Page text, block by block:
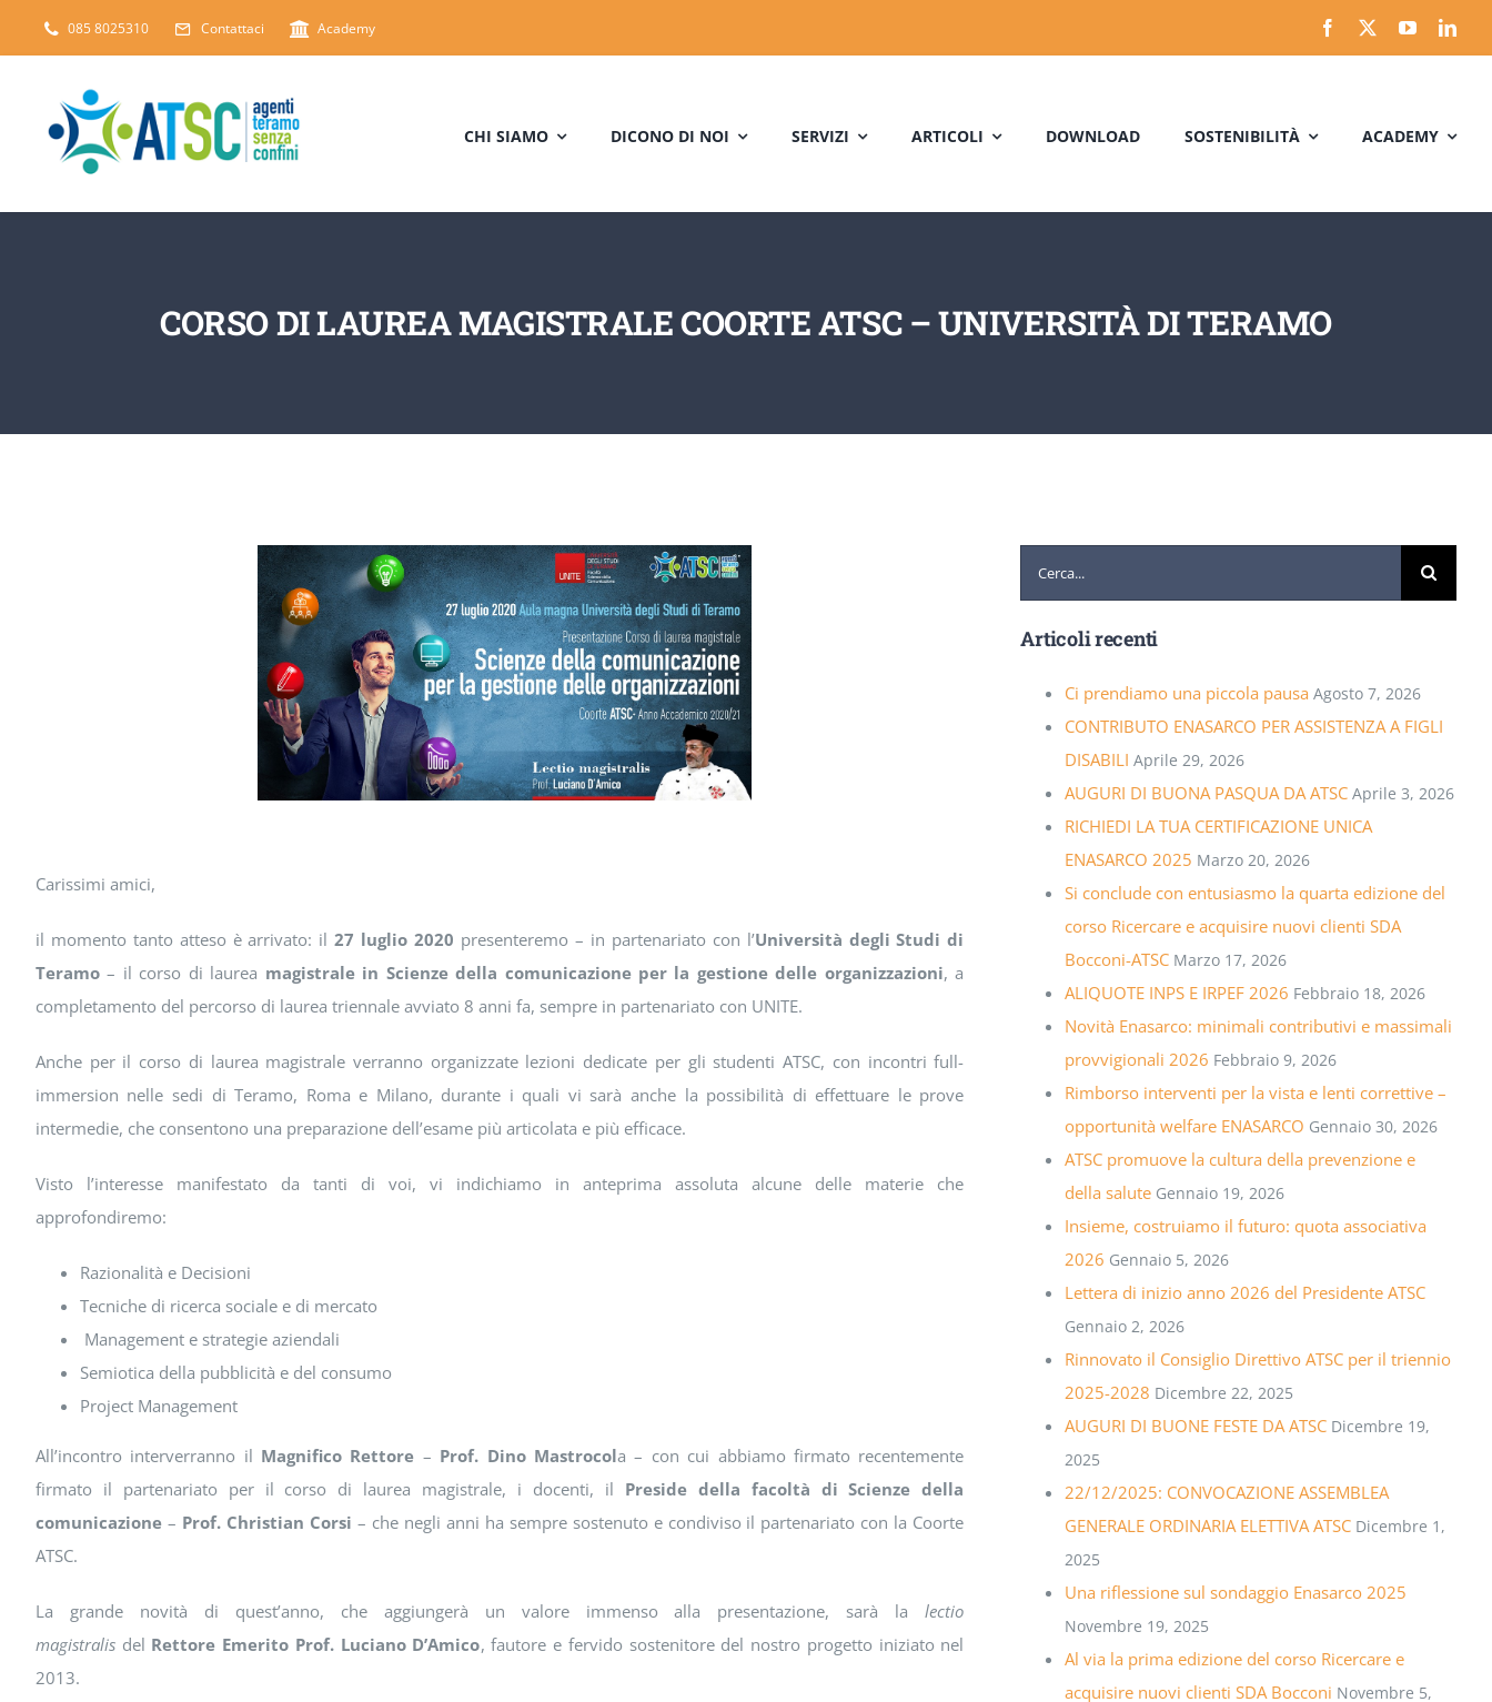
085 8025310 Contattaci Academy
CHI SIAMO DICONO DI NOI SERVIZI ARTICOLI DOWNLOAD SOSTENIBILITÀ ACADEMY
CORSO DI LAUREA MAGISTRALE COORTE ATSC – UNIVERSITÀ DI TERAMO
Carissimi amici,
il momento tanto atteso è arrivato: il27 luglio 2020 presenteremo – in partenariato con l’Università degli Studi di
Teramo– il corso di laurea magistrale in Scienze della comunicazione per la gestione delle organizzazioni, a
completamento del percorso di laurea triennale avviato 8 anni fa, sempre in partenariato con UNITE.
Anche per il corso di laurea magistrale verranno organizzate lezioni dedicate per gli studenti ATSC, con incontri full-
immersion nelle sedi di Teramo, Roma e Milano, durante i quali vi sarà anche la possibilità di effettuare le prove
intermedie, che consentono una preparazione dell’esame più articolata e più efficace.
Visto l’interesse manifestato da tanti di voi, vi indichiamo in anteprima assoluta alcune delle materie che
approfondiremo:
Razionalità e Decisioni
Tecniche di ricerca sociale e di mercato
Management e strategie aziendali
Semiotica della pubblicità e del consumo
Project Management
All’incontro interverranno il Magnifico Rettore – Prof. Dino Mastrocola – con cui abbiamo firmato recentemente
firmato il partenariato per il corso di laurea magistrale, i docenti, il Preside della facoltà di Scienze della
comunicazione– Prof. Christian Corsi – che negli anni ha sempre sostenuto e condiviso il partenariato con la Coorte
ATSC.
La grande novità di quest’anno, che aggiungerà un valore immenso alla presentazione, sarà lalectio
magistralisdel Rettore Emerito Prof. Luciano D’Amico, fautore e fervido sostenitore del nostro progetto iniziato nel
2013.
Articoli recenti
Ci prendiamo una piccola pausa Agosto 7, 2026
CONTRIBUTO ENASARCO PER ASSISTENZA A FIGLI
DISABILI Aprile 29, 2026
AUGURI DI BUONA PASQUA DA ATSC Aprile 3, 2026
RICHIEDI LA TUA CERTIFICAZIONE UNICA
ENASARCO 2025 Marzo 20, 2026
Si conclude con entusiasmo la quarta edizione del
corso Ricercare e acquisire nuovi clienti SDA
Bocconi-ATSC Marzo 17, 2026
ALIQUOTE INPS E IRPEF 2026 Febbraio 18, 2026
Novità Enasarco: minimali contributivi e massimali
provvigionali 2026 Febbraio 9, 2026
Rimborso interventi per la vista e lenti correttive –
opportunità welfare ENASARCO Gennaio 30, 2026
ATSC promuove la cultura della prevenzione e
della salute Gennaio 19, 2026
Insieme, costruiamo il futuro: quota associativa
2026 Gennaio 5, 2026
Lettera di inizio anno 2026 del Presidente ATSC
Gennaio 2, 2026
Rinnovato il Consiglio Direttivo ATSC per il triennio
2025-2028 Dicembre 22, 2025
AUGURI DI BUONE FESTE DA ATSC Dicembre 19,
2025
22/12/2025: CONVOCAZIONE ASSEMBLEA
GENERALE ORDINARIA ELETTIVA ATSC Dicembre 1,
2025
Una riflessione sul sondaggio Enasarco 2025
Novembre 19, 2025
Al via la prima edizione del corso Ricercare e
acquisire nuovi clienti SDA Bocconi Novembre 5,